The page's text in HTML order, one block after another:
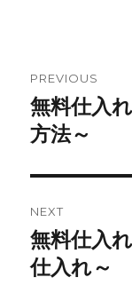
Post
PREVIOUS
Previous
post:
無料仕入
方法～
NEXT
Next
post:
無料仕入
仕入れ～